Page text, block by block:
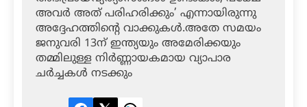
അവര്‍ അത് പരിഹരിക്കും’ എന്നായിരുന്നു
അദ്ദേഹത്തിന്റെ വാക്കുകള്‍.അതേ സമയം
ജനുവരി 13ന് ഇന്ത്യയും അമേരിക്കയും
തമ്മിലുള്ള നിര്‍ണ്ണായകമായ വ്യാപാര
ചര്‍ച്ചകള്‍ നടക്കും